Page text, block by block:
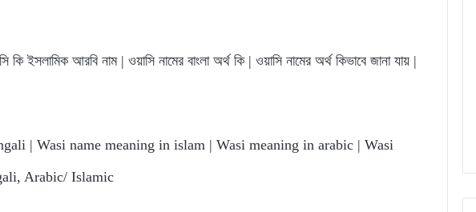
কি ইসলামিক আরবি নাম | ওয়াসি নামের বাংলা অর্থ কি | ওয়াসি নামের অর্থ কিভাবে জানা যায় |
| Wasi name meaning in islam | Wasi meaning in arabic | Wasi
Arabic/ Islamic